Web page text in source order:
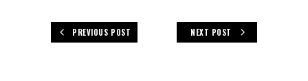
PREVIOUS POST NEXT POST